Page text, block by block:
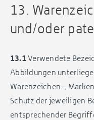
13.
und/oder
13.1Verwendete
Abbildungen
Warenzeichen-,
Schutz der jeweiligen
entsprechender